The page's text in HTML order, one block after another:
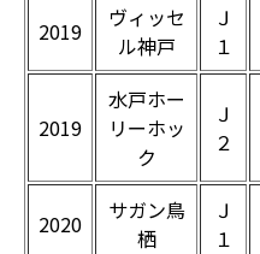
2019
ヴィッセ
ル神戸
Ｊ
１
2019
水戸ホー
リーホッ
ク
Ｊ
２
2020
サガン鳥
栖
Ｊ
１